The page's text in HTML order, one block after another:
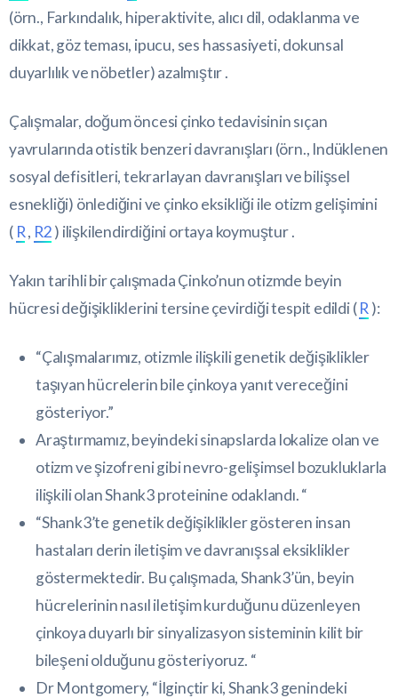
(örn., Farkındalık, hiperaktivite, alıcı dil, odaklanma ve
dikkat, göz teması, ipucu, ses hassasiyeti, dokunsal
duyarlılık ve nöbetler) azalmıştır .
Çalışmalar, doğum öncesi çinko tedavisinin sıçan
yavrularında otistik benzeri davranışları (örn., Indüklenen
sosyal defisitleri, tekrarlayan davranışları ve bilişsel
esnekliği) önlediğini ve çinko eksikliği ile otizm gelişimini
( R, R2) ilişkilendirdiğini ortaya koymuştur .
Yakın tarihli bir çalışmada Çinko’nun otizmde beyin
hücresi değişikliklerini tersine çevirdiği tespit edildi (R ):
“Çalışmalarımız, otizmle ilişkili genetik değişiklikler
taşıyan hücrelerin bile çinkoya yanıt vereceğini
gösteriyor.”
Araştırmamız, beyindeki sinapslarda lokalize olan ve
otizm ve şizofreni gibi nevro-gelişimsel bozukluklarla
ilişkili olan Shank3 proteinine odaklandı. “
“Shank3’te genetik değişiklikler gösteren insan
hastaları derin iletişim ve davranışsal eksiklikler
göstermektedir. Bu çalışmada, Shank3’ün, beyin
hücrelerinin nasıl iletişim kurduğunu düzenleyen
çinkoya duyarlı bir sinyalizasyon sisteminin kilit bir
bileşeni olduğunu gösteriyoruz. “
Dr Montgomery, “İlginçtir ki, Shank3 genindeki